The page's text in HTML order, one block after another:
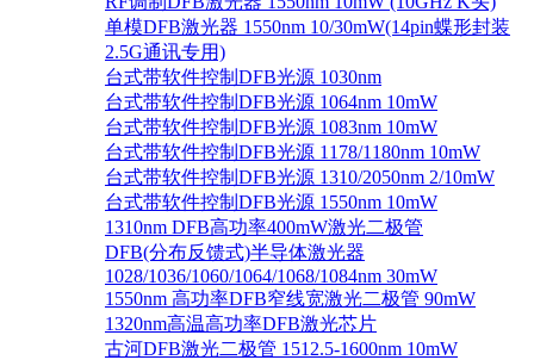
单模DFB激光器 1550nm 10/30mW(14pin蝶形封装
2.5G通讯专用)
台式带软件控制DFB光源 1030nm
台式带软件控制DFB光源 1064nm 10mW
台式带软件控制DFB光源 1083nm 10mW
台式带软件控制DFB光源 1178/1180nm 10mW
台式带软件控制DFB光源 1310/2050nm 2/10mW
台式带软件控制DFB光源 1550nm 10mW
1310nm DFB高功率400mW激光二极管
DFB(分布反馈式)半导体激光器
1028/1036/1060/1064/1068/1084nm 30mW
1550nm 高功率DFB窄线宽激光二极管 90mW
1320nm高温高功率DFB激光芯片
古河DFB激光二极管 1512.5-1600nm 10mW